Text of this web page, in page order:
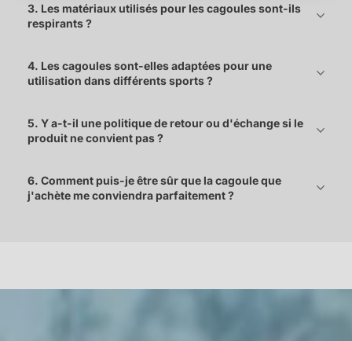
3. Les matériaux utilisés pour les cagoules sont-ils
respirants ?
4. Les cagoules sont-elles adaptées pour une
utilisation dans différents sports ?
5. Y a-t-il une politique de retour ou d'échange si le
produit ne convient pas ?
6. Comment puis-je être sûr que la cagoule que
j'achète me conviendra parfaitement ?